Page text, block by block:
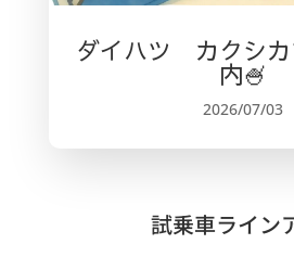
ダイハツ カクシカ
内🍧
2026/07/03
試乗車ライン